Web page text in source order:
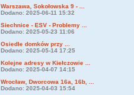
Warszawa, Sokołowska 9 - ...
Dodano: 2025-06-11 15:32
Siechnice - ESV - Problemy ...
Dodano: 2025-05-23 11:06
Osiedle domków przy ...
Dodano: 2025-05-14 17:25
Kolejne adresy w Kiełczowie ...
Dodano: 2025-04-07 14:15
Wrocław, Dworcowa 16a, 16b, ...
Dodano: 2025-04-03 15:54